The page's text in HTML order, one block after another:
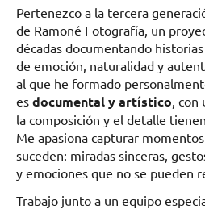
Pertenezco a la tercera
de Ramoné Fotografía, un
décadas documentando
de emoción, naturalidad y
al que he formado
es documental y artístico ,
la composición y el detalle
Me apasiona capturar
suceden: miradas sinceras,
y emociones que no se pueden
Trabajo junto a un equipo